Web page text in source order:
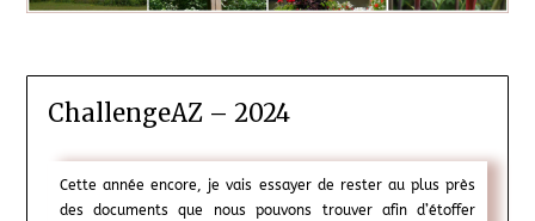
ChallengeAZ – 2024
Cette année encore, je vais essayer de rester au plus près
des documents que nous pouvons trouver afin d’étoffer